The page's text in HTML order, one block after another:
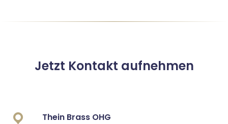
Jetzt Kontakt aufnehmen
Thein Brass OHG